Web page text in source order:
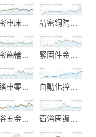
精密車床機器 精密銅陶瓷閥芯
精密齒輪製造 緊固件金屬零件加工
腳踏車零配件 自動化控制系統設計
衛浴五金零配件 衛浴周邊設備-給皂機